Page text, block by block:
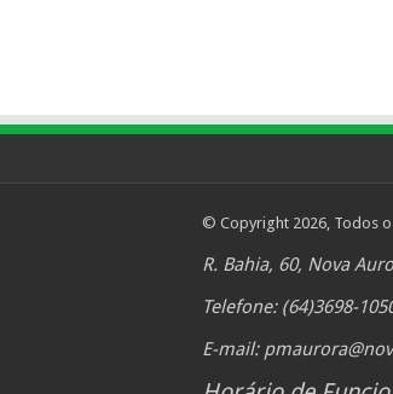
© Copyright 2026, Todos
R. Bahia, 60, Nova
Telefone: (64)3698-
E-mail: